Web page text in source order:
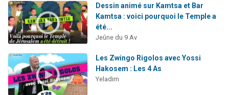
Dessin animé sur Kamtsa et Bar
Kamtsa : voici pourquoi le Temple a
été...
Jeûne du 9 Av
Les Zwingo Rigolos avec Yossi
Hakosem : Les 4 As
Yeladim